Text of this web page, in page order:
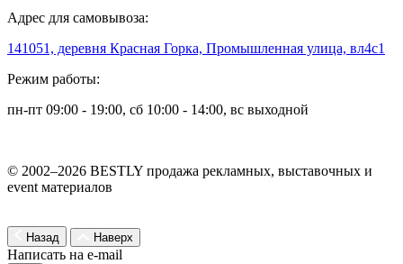
Адрес для самовывоза:
141051, деревня Красная Горка, Промышленная улица, вл4с1
Режим работы:
пн-пт 09:00 - 19:00, сб 10:00 - 14:00, вс выходной
© 2002–2026 BESTLY продажа рекламных, выставочных и
event материалов
Назад Наверх
Написать на e-mail